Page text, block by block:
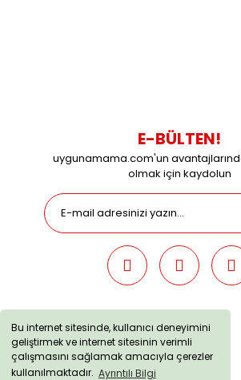
Bu internet sitesinde, kullanıcı deneyimini
geliştirmek ve internet sitesinin verimli
çalışmasını sağlamak amacıyla çerezler
kullanılmaktadır. Ayrıntılı Bilgi
E-BÜLTEN!
uygunamama.com'un
olmak için kaydolun
uygunamama.com © 2019 - Tüm Hakları
bilgileriniz 256bit SSL sertifikası ile